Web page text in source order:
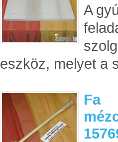
A
eszköz, melyet a
Fa